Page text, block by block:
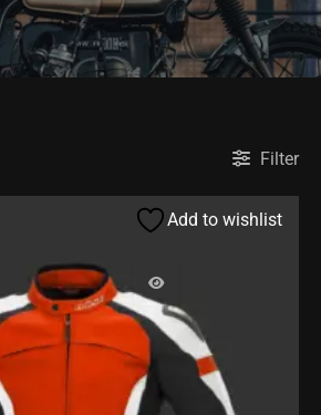
Filter
Add to wishlist